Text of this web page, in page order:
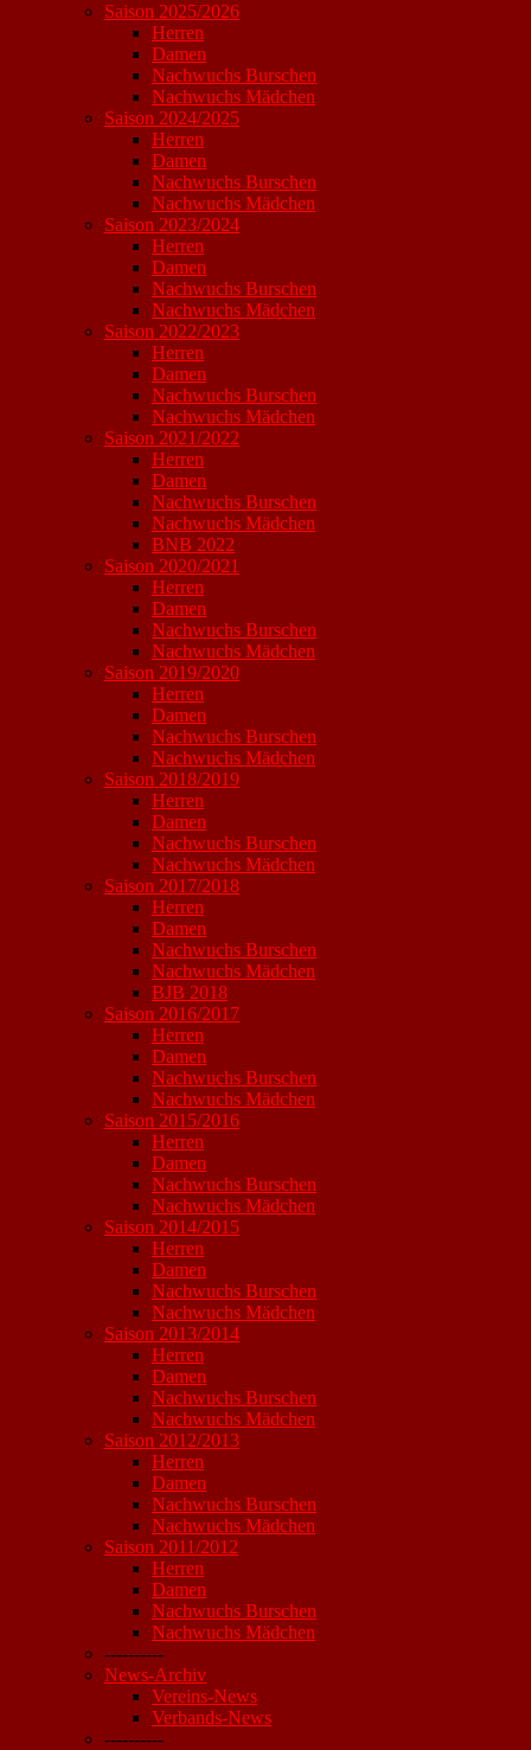
Saison 2025/2026
Herren
Damen
Nachwuchs Burschen
Nachwuchs Mädchen
Saison 2024/2025
Herren
Damen
Nachwuchs Burschen
Nachwuchs Mädchen
Saison 2023/2024
Herren
Damen
Nachwuchs Burschen
Nachwuchs Mädchen
Saison 2022/2023
Herren
Damen
Nachwuchs Burschen
Nachwuchs Mädchen
Saison 2021/2022
Herren
Damen
Nachwuchs Burschen
Nachwuchs Mädchen
BNB 2022
Saison 2020/2021
Herren
Damen
Nachwuchs Burschen
Nachwuchs Mädchen
Saison 2019/2020
Herren
Damen
Nachwuchs Burschen
Nachwuchs Mädchen
Saison 2018/2019
Herren
Damen
Nachwuchs Burschen
Nachwuchs Mädchen
Saison 2017/2018
Herren
Damen
Nachwuchs Burschen
Nachwuchs Mädchen
BJB 2018
Saison 2016/2017
Herren
Damen
Nachwuchs Burschen
Nachwuchs Mädchen
Saison 2015/2016
Herren
Damen
Nachwuchs Burschen
Nachwuchs Mädchen
Saison 2014/2015
Herren
Damen
Nachwuchs Burschen
Nachwuchs Mädchen
Saison 2013/2014
Herren
Damen
Nachwuchs Burschen
Nachwuchs Mädchen
Saison 2012/2013
Herren
Damen
Nachwuchs Burschen
Nachwuchs Mädchen
Saison 2011/2012
Herren
Damen
Nachwuchs Burschen
Nachwuchs Mädchen
----------
News-Archiv
Vereins-News
Verbands-News
----------